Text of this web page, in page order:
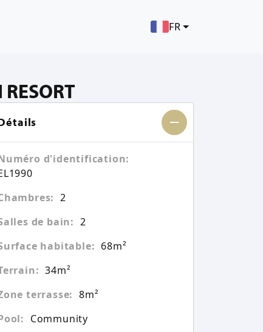
FR
d'identification:
2
de bain: 2
habitable: 68m²
34m²
terrasse: 8m²
Community